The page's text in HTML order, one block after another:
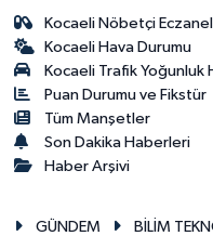
Kocaeli Nöbetçi
Kocaeli Hava Durumu
Kocaeli Trafik Yoğunluk
Puan Durumu ve Fikstür
Tüm Manşetler
Son Dakika Haberleri
Haber Arşivi
GÜNDEM BİLİM